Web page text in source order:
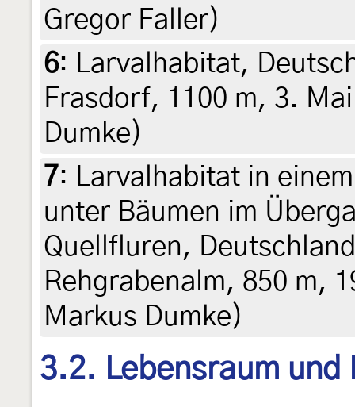
Gregor Faller)
6: Larvalhabitat,
Frasdorf, 1100 m, 3.
Dumke)
7: Larvalhabitat in
unter Bäumen im
Quellfluren,
Rehgrabenalm, 850 m,
Markus Dumke)
3.2. Lebensraum und